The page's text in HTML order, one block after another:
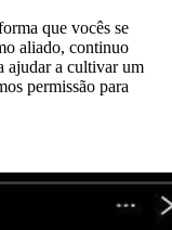
que vocês se
aliado, continuo
ajudar a cultivar um
permissão para